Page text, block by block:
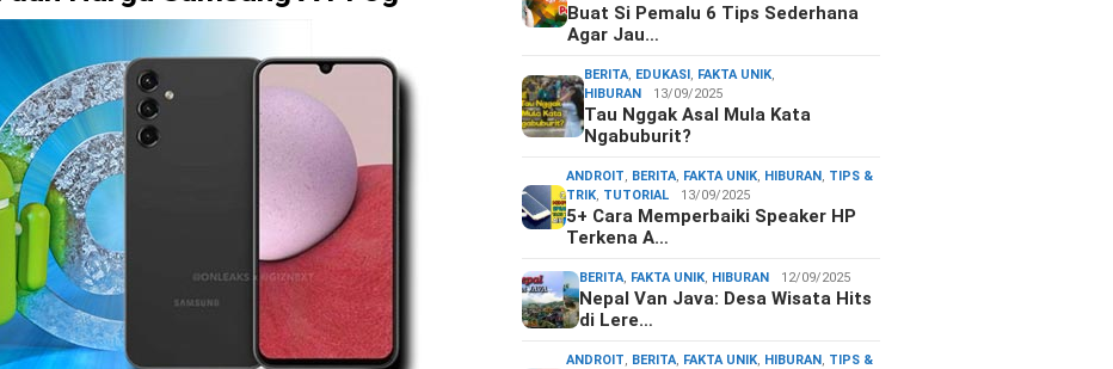
Buat Si Pemalu 6 Tips Sederhana
Agar Jau…
BERITA, EDUKASI, FAKTA UNIK,
HIBURAN
13/09/2025
Tau Nggak Asal Mula Kata
Ngabuburit?
ANDROIT, BERITA, FAKTA UNIK, HIBURAN, TIPS &
TRIK, TUTORIAL 13/09/2025
5+ Cara Memperbaiki Speaker HP
Terkena A…
BERITA, FAKTA UNIK, HIBURAN 12/09/2025
Nepal Van Java: Desa Wisata Hits
di Lere…
ANDROIT, BERITA, FAKTA UNIK, HIBURAN, TIPS &